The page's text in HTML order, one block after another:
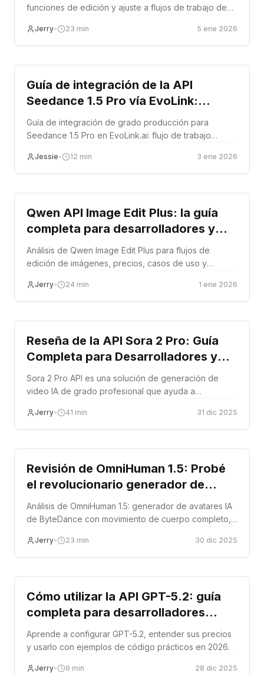
funciones de edición y ajuste a flujos de trabajo de
Jerry• 23 min 5 ene 2026
Tutorial
Guía de integración de la API
Seedance 1.5 Pro vía EvoLink:
tareas asíncronas, rellamadas y
modos
Guía de integración de grado producción para
Seedance 1.5 Pro en EvoLink.ai: flujo de trabajo
modos, retención de activos y modelado económico.
Jessie• 12 min 3 ene 2026
Tutorial
Qwen API Image Edit Plus: la guía
completa para desarrolladores y
revisión de 2026
Análisis de Qwen Image Edit Plus para flujos de
edición de imágenes, precios, casos de uso y
en 2026.
Jerry• 24 min 1 ene 2026
Tutorial
Reseña de la API Sora 2 Pro: Guía
Completa para Desarrolladores y
Análisis de Rendimiento (2026)
Sora 2 Pro API es una solución de generación de
video IA de grado profesional que ayuda a
a video e imagen a video de alta calidad con
rendimiento confiable, precios flexibles y APIs REST
escalables.
Jerry• 41 min 31 dic 2025
Tutorial
Revisión de OmniHuman 1.5: Probé
el revolucionario generador de
avatares de IA de ByteDance
durante 30 días (guía completa de
Análisis de OmniHuman 1.5: generador de avatares IA
de ByteDance con movimiento de cuerpo completo,
Prueba de 30 días vs Sora, Synthesia, HeyGen.
Tutorial + precios.
Jerry• 23 min 30 dic 2025
Tutorial
Cómo utilizar la API GPT-5.2: guía
completa para desarrolladores
(2026)
Aprende a configurar GPT-5.2, entender sus precios
y usarlo con ejemplos de código prácticos en 2026.
Jerry• 9 min 28 dic 2025